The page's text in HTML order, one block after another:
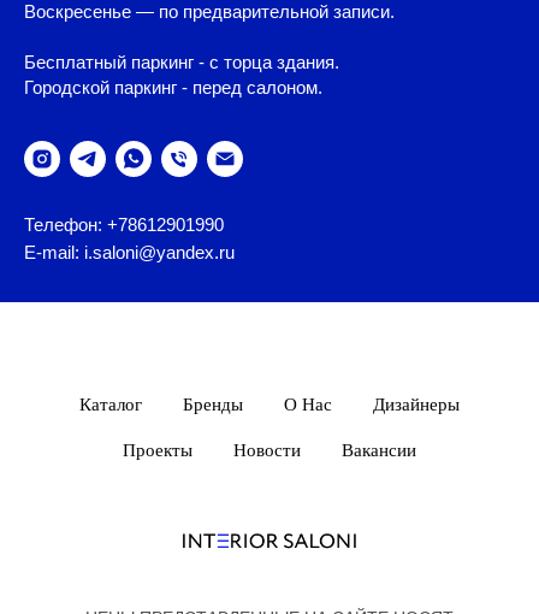
Воскресенье — по предварительной записи.
Бесплатный паркинг - с торца здания.
Городской паркинг - перед салоном.
Телефон: +78612901990
E-mail: i.saloni@yandex.ru
Каталог Бренды О Нас Дизайнеры
Проекты Новости Вакансии